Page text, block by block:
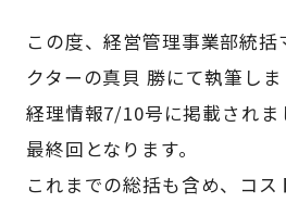
この度、経営管理事業部統括
クターの真貝 勝にて執筆し
経理情報7/10号に掲載されま
最終回となります。
これまでの総括も含め、コ